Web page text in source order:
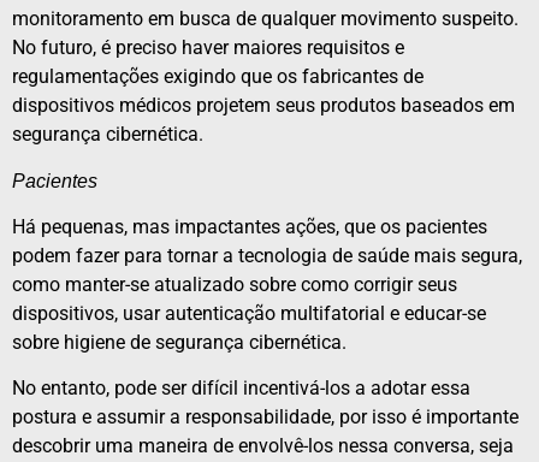
monitoramento em busca de qualquer movimento suspeito.
No futuro, é preciso haver maiores requisitos e
regulamentações exigindo que os fabricantes de
dispositivos médicos projetem seus produtos baseados em
segurança cibernética.
Pacientes
Há pequenas, mas impactantes ações, que os pacientes
podem fazer para tornar a tecnologia de saúde mais segura,
como manter-se atualizado sobre como corrigir seus
dispositivos, usar autenticação multifatorial e educar-se
sobre higiene de segurança cibernética.
No entanto, pode ser difícil incentivá-los a adotar essa
postura e assumir a responsabilidade, por isso é importante
descobrir uma maneira de envolvê-los nessa conversa, seja